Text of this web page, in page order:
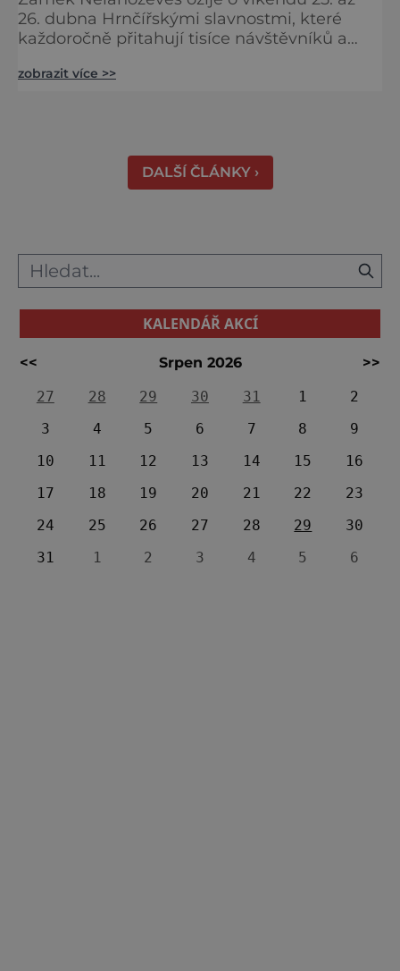
26. dubna Hrnčířskými slavnostmi, které
každoročně přitahují tisíce návštěvníků a
Středočeském kraji. Areál renesančního
zábavný program pro celou rodinu. Otevřeno
bude také v blízkém interaktivním muz
zobrazit více >>
DALŠÍ ČLÁNKY ›
KALENDÁŘ AKCÍ
<< Srpen 2026
>>
27
28 29 30 31 1
2
3
4 5 6 7 8
9
10
11 12 13 14 15
16
17
18 19 20 21 22
23
24
25 26 27 28 29
30
31
1 2 3 4 5 6